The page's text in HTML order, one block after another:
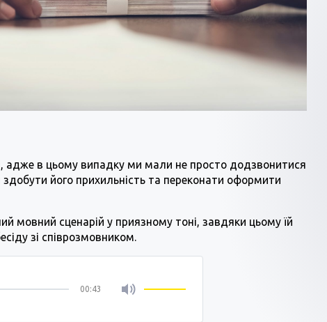
адже в цьому випадку ми мали не просто додзвонитися
його прихильність та переконати оформити
мовний сценарій у приязному тоні, завдяки цьому їй
зі співрозмовником.
00:43